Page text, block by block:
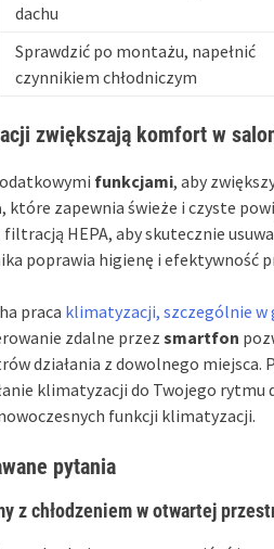
dachu
Sprawdzić po montażu, napełnić
czynnikiem chłodniczym
zwiększają komfort w
funkcjami, aby
, które zapewnia świeże i czyste
HEPA, aby skutecznie
poprawia higienę i efektywność
praca klimatyzacji, szczególnie w
zdalne przezsmartfon
działania z dowolnego miejsca.
klimatyzacji do Twojego
funkcji klimatyzacji.
pytania
z chłodzeniem w otwartej